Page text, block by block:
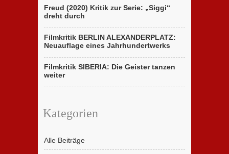
Freud (2020) Kritik zur Serie: „Siggi“
dreht durch
Filmkritik BERLIN ALEXANDERPLATZ:
Neuauflage eines Jahrhundertwerks
Filmkritik SIBERIA: Die Geister tanzen
weiter
Kategorien
Alle Beiträge